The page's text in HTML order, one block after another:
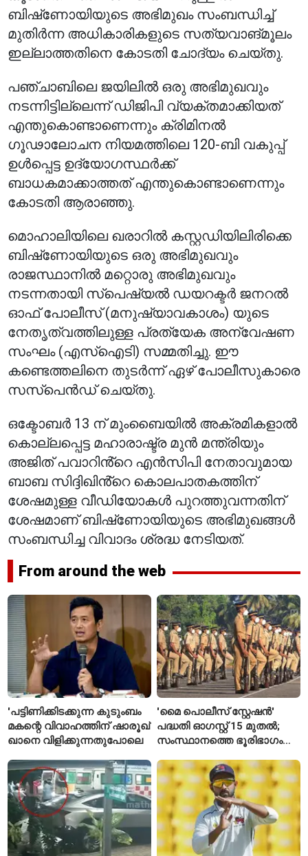
ബിഷ്‌ണോയിയുടെ അഭിമുഖം സംബന്ധിച്ച്
മുതിർന്ന അധികാരികളുടെ സത്യവാങ്മൂലം
ഇല്ലാത്തതിനെ കോടതി ചോദ്യം ചെയ്തു.
പഞ്ചാബിലെ ജയിലിൽ ഒരു അഭിമുഖവും
നടന്നിട്ടില്ലെന്ന് ഡിജിപി വ്യക്തമാക്കിയത്
എന്തുകൊണ്ടാണെന്നും ക്രിമിനൽ
ഗൂഢാലോചന നിയമത്തിലെ 120-ബി വകുപ്പ്
ഉൾപ്പെട്ട ഉദ്യോഗസ്ഥർക്ക്
ബാധകമാക്കാത്തത് എന്തുകൊണ്ടാണെന്നും
കോടതി ആരാഞ്ഞു.
മൊഹാലിയിലെ ഖരാറിൽ കസ്റ്റഡിയിലിരിക്കെ
ബിഷ്‌ണോയിയുടെ ഒരു അഭിമുഖവും
രാജസ്ഥാനിൽ മറ്റൊരു അഭിമുഖവും
നടന്നതായി സ്‌പെഷ്യൽ ഡയറക്ടർ ജനറൽ
ഓഫ് പോലീസ് (മനുഷ്യാവകാശം) യുടെ
നേതൃത്വത്തിലുള്ള പ്രത്യേക അന്വേഷണ
സംഘം (എസ്ഐടി) സമ്മതിച്ചു. ഈ
കണ്ടെത്തലിനെ തുടർന്ന് ഏഴ് പോലീസുകാരെ
സസ്പെൻഡ് ചെയ്തു.
ഒക്ടോബർ 13 ന് മുംബൈയിൽ അക്രമികളാൽ
കൊല്ലപ്പെട്ട മഹാരാഷ്ട്ര മുൻ മന്ത്രിയും
അജിത് പവാറിൻ്റെ എൻസിപി നേതാവുമായ
ബാബ സിദ്ദിഖിൻ്റെ കൊലപാതകത്തിന്
ശേഷമുള്ള വീഡിയോകൾ പുറത്തുവന്നതിന്
ശേഷമാണ് ബിഷ്‌ണോയിയുടെ അഭിമുഖങ്ങൾ
സംബന്ധിച്ച വിവാദം ശ്രദ്ധ നേടിയത്.
From around the web
'പട്ടിണിക്കിടക്കുന്ന കുടുംബം
മകന്റെ വിവാഹത്തിന് ഷാരൂഖ്
ഖാനെ വിളിക്കുന്നതുപോലെ
'മൈ പൊലീസ് സ്റ്റേഷൻ'
പദ്ധതി ഓഗസ്റ്റ് 15 മുതൽ;
സംസ്ഥാനത്തെ ഭൂരിഭാഗം
എസ്‌ഐമാർക്ക്